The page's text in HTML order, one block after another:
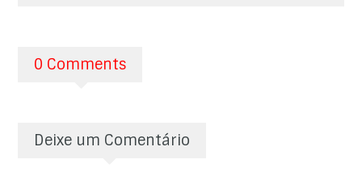
0 Comments
Deixe um Comentário